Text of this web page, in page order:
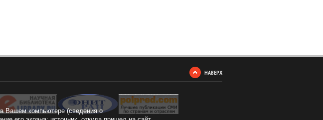
НАВЕРХ
Вашем компьютере (сведения о